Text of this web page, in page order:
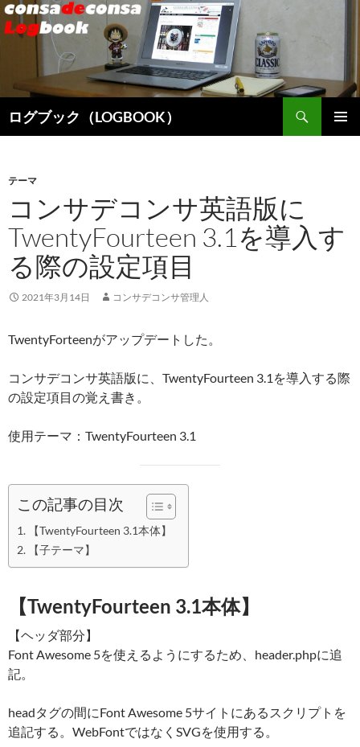
ログブック（LOGBOOK）
索
ン
へ
ス
キ
ッ
プ
テーマ
コンサデコンサ英語版に
TwentyFourteen 3.1を導入す
る際の設定項目
2021年3月14日 コンサデコンサ管理人
TwentyForteenがアップデートした。
コンサデコンサ英語版に、TwentyFourteen 3.1を導入する際
の設定項目の覚え書き。
使用テーマ：TwentyFourteen 3.1
この記事の目次
【TwentyFourteen 3.1本体】
【子テーマ】
【TwentyFourteen 3.1本体】
【ヘッダ部分】
Font Awesome 5を使えるようにするため、header.phpに追
記。
headタグの間にFont Awesome 5サイトにあるスクリプトを
追記する。WebFontではなくSVGを使用する。